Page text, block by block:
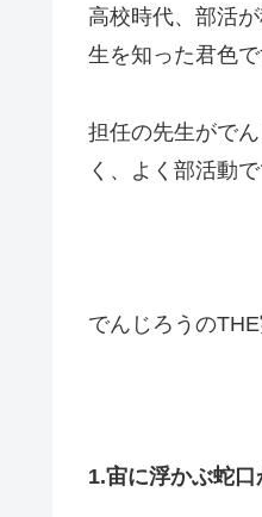
高校時代、部活
生を知った君色で
担任の先生がで
く、よく部活動
でんじろうの
1.宙に浮かぶ蛇口